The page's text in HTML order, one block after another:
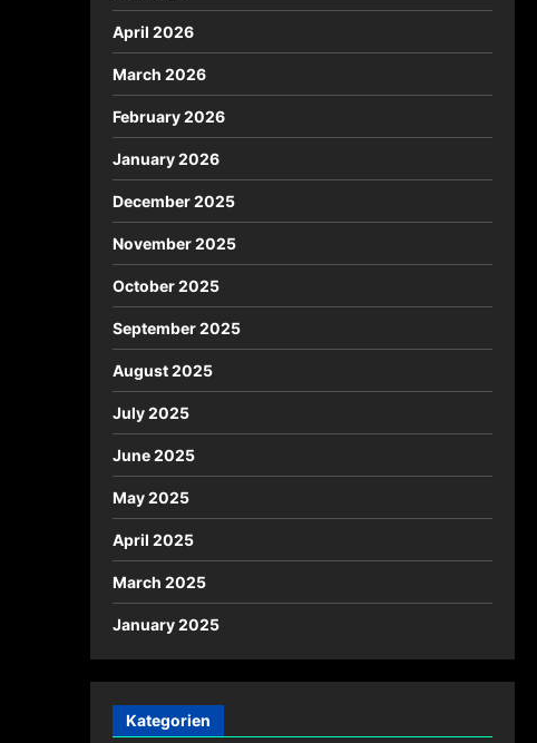
April 2026
March 2026
February 2026
January 2026
December 2025
November 2025
October 2025
September 2025
August 2025
July 2025
June 2025
May 2025
April 2025
March 2025
January 2025
Kategorien